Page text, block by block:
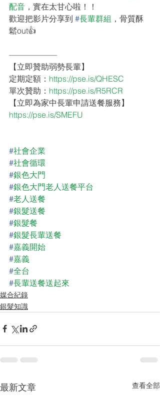
配音 ，實在太甘心啦！！
歡迎把影片分享到 #長輩群組 ，骨質酥
鬆out👍
——————
【立即贊助弱勢長輩】
定期定額： https://pse.is/QHESC
單次贊助： https://pse.is/R5RCR
【立即為家中長輩申請送餐服務】
https://pse.is/SMEFU
#社會企業
#社會循環
#銀色大門
#銀色大門老人送餐平台
#老人送餐
#銀髮送餐
#銀髮餐
#銀髮長輩送餐
#嘉義開始
#嘉義
#全台
#長輩送餐送起來
媒合紀錄
銀髮知識
最新文章 查看全部